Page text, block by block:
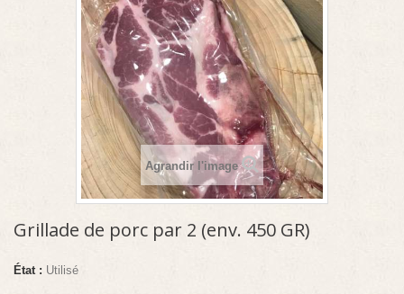
Agrandir l'image
Grillade de porc par 2 (env. 450 GR)
État : Utilisé